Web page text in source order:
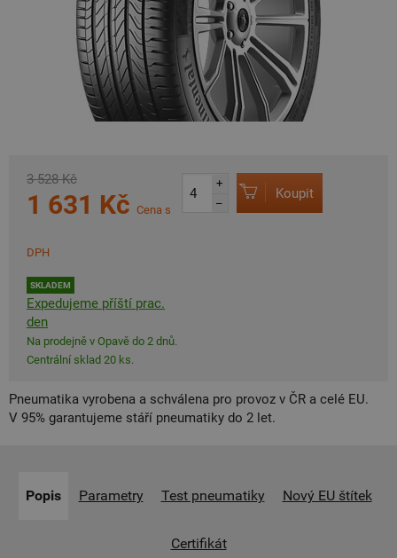
3 528 Kč
1 631 Kč Cena s
DPH
SKLADEM
Expedujeme příští prac.
den
Na prodejně v Opavě do 2 dnů.
Centrální sklad 20 ks.
+
–
Koupit
Pneumatika vyrobena a schválena pro provoz v ČR a celé EU.
V 95% garantujeme stáří pneumatiky do 2 let.
Popis Parametry Test pneumatiky Nový EU štítek
Certifikát